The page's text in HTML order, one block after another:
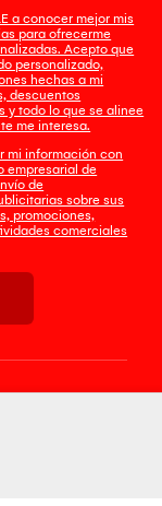
a conocer mejor mis
para ofrecerme
Acepto que
personalizado,
hechas a mi
descuentos
y todo lo que se alinee
me interesa.
mi información con
empresarial de
de
sobre sus
promociones,
comerciales